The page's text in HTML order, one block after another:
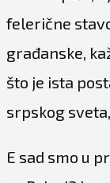
felerične
građanske,
što je ista
srpskog
E sad smo u